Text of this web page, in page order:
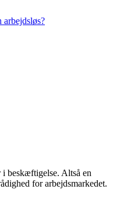
arbejdsløs?
i beskæftigelse. Altså en
for arbejdsmarkedet.